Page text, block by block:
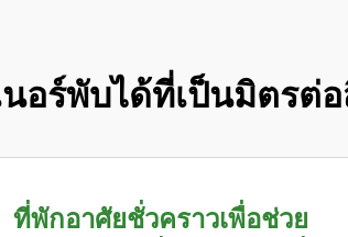
อร์พับได้ที่เป็นมิตรต่
ที่พักอาศัยชั่วคราวเพื่อช่วย